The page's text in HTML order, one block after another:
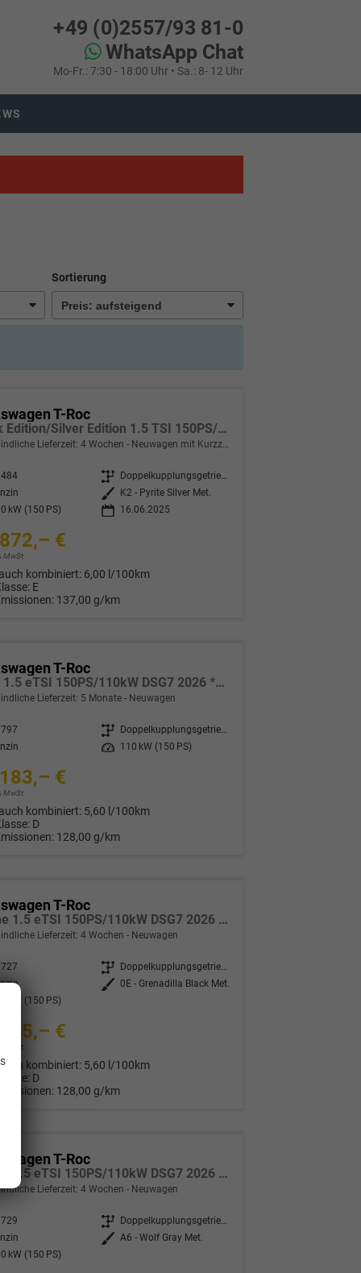
+49 (0)2557/93 81-0
WhatsApp Chat
Mo-Fr.: 7:30 - 18:00 Uhr • Sa.: 8- 12 Uhr
Sortierung
T-Roc
Black Edition/Silver Edition 1.5 TSI 150PS/110kW DSG 2025 +Black Paket+19"ALU+MATRIX+PANO
Lieferzeit:4 Wochen Neuwagen mit Kurzzeitzulassung
Getriebe
Doppelkupplungsgetriebe (DSG)
Außenfarbe
K2 - Pyrite Silver Met.
kW (150 PS) 16.06.2025
€
MwSt.
kombiniert: 6,00 l/100km
E
137,00 g/km
T-Roc
Style 1.5 eTSI 150PS/110kW DSG7 2026 *Neues Modell*
Lieferzeit: 5 Monate Neuwagen
Getriebe
Doppelkupplungsgetriebe (DSG)
Leistung 110 kW (150 PS)
€
MwSt.
kombiniert: 5,60 l/100km
D
128,00 g/km
T-Roc
R-Line 1.5 eTSI 150PS/110kW DSG7 2026 *Neues Modell* | +AHK+PARK ASSIST PLUS+18"ALU
Lieferzeit:4 Wochen Neuwagen
Getriebe
Doppelkupplungsgetriebe (DSG)
Außenfarbe 0E - Grenadilla Black Met.
kW (150 PS)
€
MwSt.
kombiniert: 5,60 l/100km
D
128,00 g/km
T-Roc
R-Line 1.5 eTSI 150PS/110kW DSG7 2026 *Neues Modell* | +AHK+18"ALU+PARK ASSIST PLUS
Lieferzeit:4 Wochen Neuwagen
Getriebe
Doppelkupplungsgetriebe (DSG)
Außenfarbe A6 - Wolf Gray Met.
kW (150 PS)